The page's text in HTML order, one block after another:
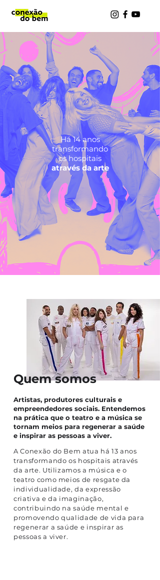
Há 14 anos
transformando
os hospitais
através da arte
Quem somos
Artistas, produtores culturais e
empreendedores sociais. Entendemos
na prática que o teatro e a música se
tornam meios para regenerar a saúde
e inspirar as pessoas a viver.
A Conexão do Bem atua há 13 anos
transformando os hospitais através
da arte. Utilizamos a música e o
teatro como meios de resgate da
individualidade, da expressão
criativa e da imaginação,
contribuindo na saúde mental e
promovendo qualidade de vida para
regenerar a saúde e inspirar as
pessoas a viver.